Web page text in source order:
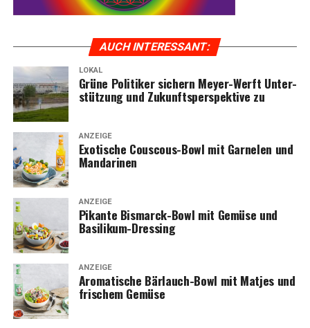
AUCH INTER­ES­SANT:
LOKAL
Grü­ne Poli­ti­ker sichern Mey­er-Werft Unter­
stüt­zung und Zukunfts­per­spek­ti­ve zu
ANZEIGE
Exo­ti­sche Cous­cous-Bowl mit Gar­ne­len und
Mandarinen
ANZEIGE
Pikan­te Bis­marck-Bowl mit Gemü­se und
Basilikum-Dressing
ANZEIGE
Aro­ma­ti­sche Bär­lauch-Bowl mit Mat­jes und
fri­schem Gemüse